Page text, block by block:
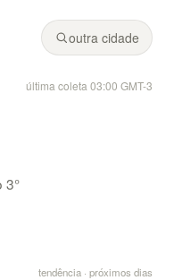
nublado, mínima
outra cidade
última coleta 03:00 GMT-3
3°
tendência · próximos dias